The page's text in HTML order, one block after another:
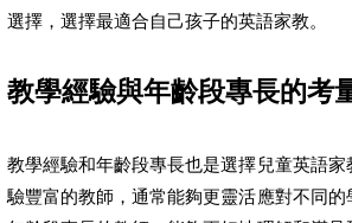
選擇，選擇最適合自己孩子的英語家教。
教學經驗與年齡段專長的考
教學經驗和年齡段專長也是選擇兒童英語
驗豐富的教師，通常能夠更靈活應對不同